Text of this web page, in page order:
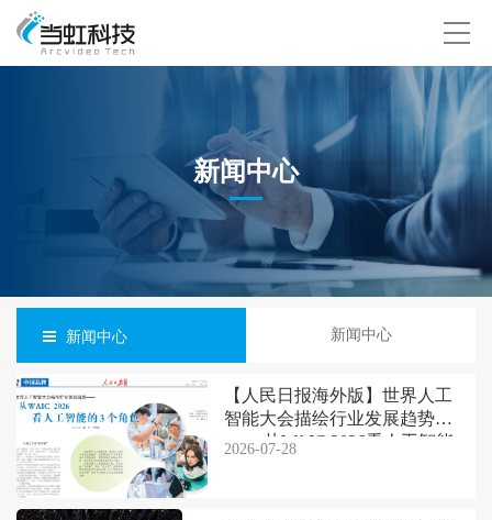
新闻中心
新闻中心 新闻中心
【人民日报海外版】世界人工
智能大会描绘行业发展趋势
—— 从WAIC 2026看人工智能
2026-07-28